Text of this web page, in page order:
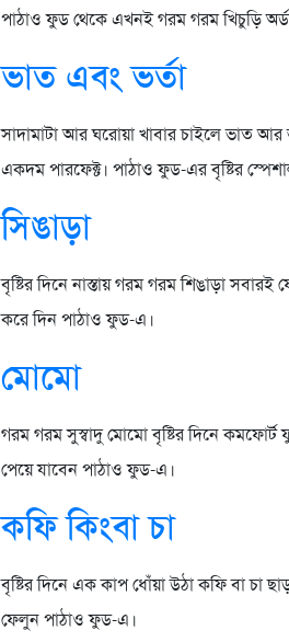
পাঠাও ফুড থেকে এখনই গরম গরম খিচুড়ি
ভাত এবং ভর্তা
সাদামাটা আর ঘরোয়া খাবার চাইলে ভাত আর
একদম পারফেক্ট। পাঠাও ফুড-এর বৃষ্টির
সিঙাড়া
বৃষ্টির দিনে নাস্তায় গরম গরম শিঙাড়া
করে দিন পাঠাও ফুড-এ।
মোমো
গরম গরম সুস্বাদু মোমো বৃষ্টির দিনে
পেয়ে যাবেন পাঠাও ফুড-এ।
কফি কিংবা চা
বৃষ্টির দিনে এক কাপ ধোঁয়া উঠা কফি বা চা
ফেলুন পাঠাও ফুড-এ।